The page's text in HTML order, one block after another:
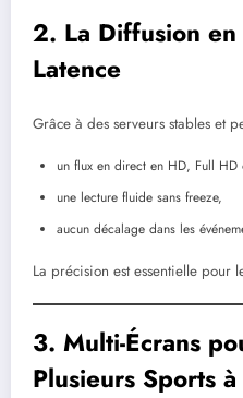
2. La Diffusion
Latence
Grâce à des serveurs stables et
un flux en direct en HD, Full HD
une lecture fluide sans freeze,
aucun décalage dans les
La précision est essentielle pour
3. Multi-Écrans
Plusieurs Sports à